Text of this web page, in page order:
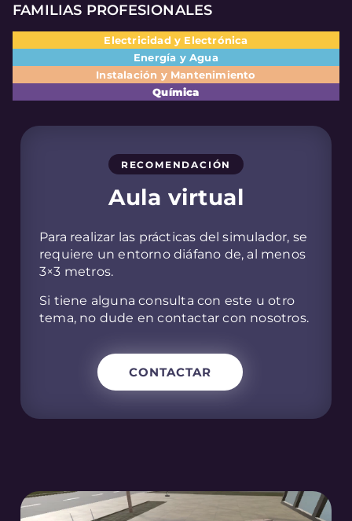
RECOMENDACIÓN
Aula virtual
Para realizar las prácticas del simulador, se
requiere un entorno diáfano de, al menos
3×3 metros.
Si tiene alguna consulta con este u otro
tema, no dude en contactar con nosotros.
CONTACTAR
FAMILIAS PROFESIONALES
Electricidad y Electrónica
Energía y Agua
Instalación y Mantenimiento
Química